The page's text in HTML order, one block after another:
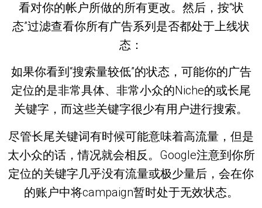
看对你的帐户所做的所有更改。然后，按“状
态”过滤查看你所有广告系列是否都处于上线状
态：
如果你看到“搜索量较低”的状态，可能你的广告
定位的是非常具体、非常小众的Niche的或长尾
关键字，而这些关键字很少有用户进行搜索。
尽管长尾关键词有时候可能意味着高流量，但是
太小众的话，情况就会相反。Google注意到你所
定位的关键字几乎没有流量或极少量后，会在你
的账户中将campaign暂时处于无效状态。